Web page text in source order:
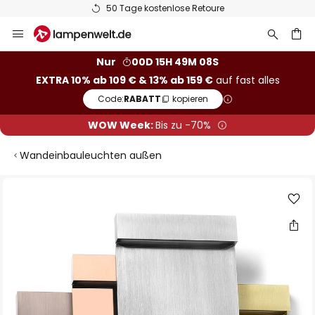
50 Tage kostenlose Retoure
Inhalt
Nur
00D 15H 49M 07S
EXTRA 10% ab 109 € & 13% ab 159 €auf fast alles
Code:RABATT kopieren
WOW Week:Bis zu -70%
Wandeinbauleuchten außen